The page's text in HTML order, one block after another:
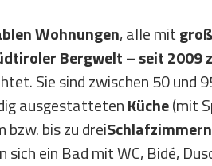
Wohnungen, alle mit
Bergwelt – seit 2009
Sie sind zwischen 50 und
ausgestattetenKüche(mit
bzw. bis zu drei
ein Bad mit WC, Bidé,